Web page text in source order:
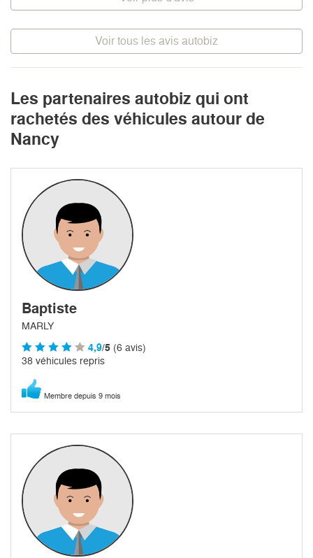
Voir tous les avis autobiz
Les partenaires autobiz qui ont
rachetés des véhicules autour de
Nancy
Baptiste
MARLY
4,9/5 (6 avis)
38 véhicules repris
Membre depuis 9 mois